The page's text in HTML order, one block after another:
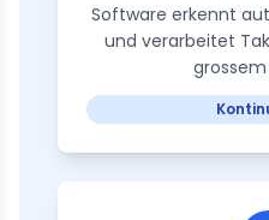
Software erkennt
und verarbeitet